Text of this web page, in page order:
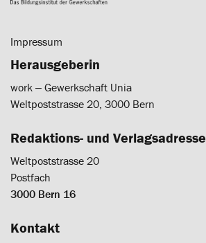
Impressum
Herausgeberin
work ‒ Gewerkschaft Unia
Weltpoststrasse 20, 3000 Bern
Redaktions- und Verlagsadresse
Weltpoststrasse 20
Postfach
3000 Bern 16
Kontakt